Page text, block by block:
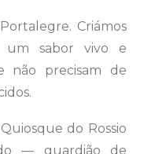
Criámos
um sabor vivo e
não precisam de
do Rossio
— guardião de